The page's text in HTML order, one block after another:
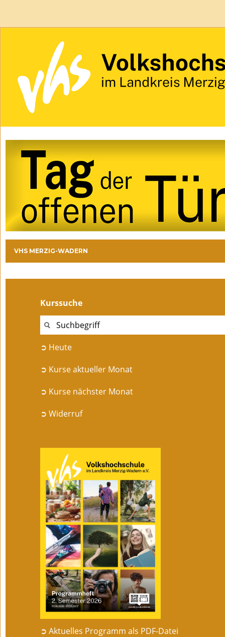
VHS MERZIG-WADERN
Kurssuche
➲ Heute
➲ Kurse aktueller Monat
➲ Kurse nächster Monat
➲ Widerruf
➲ Aktuelles Programm als PDF-Datei